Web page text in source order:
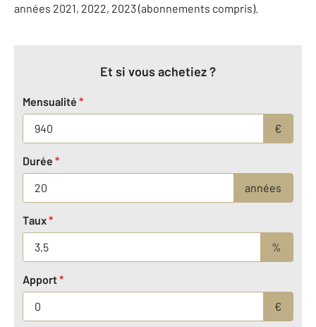
années 2021, 2022, 2023 (abonnements compris).
Et si vous achetiez ?
Mensualité *
€
Durée *
années
Taux*
%
Apport*
€